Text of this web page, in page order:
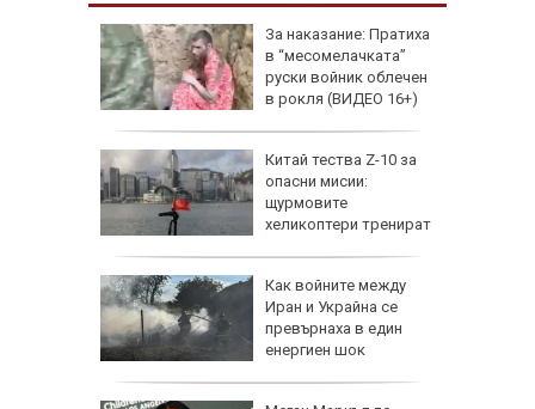
За наказание: Пратиха
в “месомелачката”
руски войник облечен
в рокля (ВИДЕО 16+)
Китай тества Z-10 за
опасни мисии:
щурмовите
хеликоптери тренират
Как войните между
Иран и Украйна се
превърнаха в един
енергиен шок